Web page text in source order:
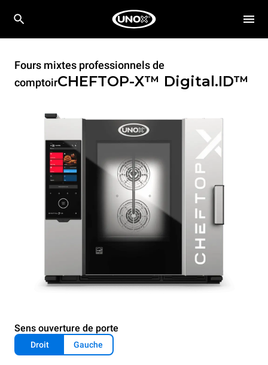
Fours mixtes professionnels de
comptoirCHEFTOP-X™ Digital.ID™
Sens ouverture de porte
Droit Gauche